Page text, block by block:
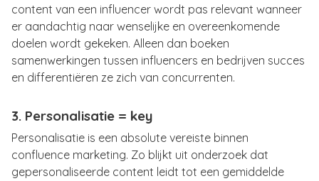
content van een influencer wordt pas relevant wanneer
er aandachtig naar wenselijke en overeenkomende
doelen wordt gekeken. Alleen dan boeken
samenwerkingen tussen influencers en bedrijven succes
en differentiëren ze zich van concurrenten.
3. Personalisatie = key
Personalisatie is een absolute vereiste binnen
confluence marketing. Zo blijkt uit onderzoek dat
gepersonaliseerde content leidt tot een gemiddelde